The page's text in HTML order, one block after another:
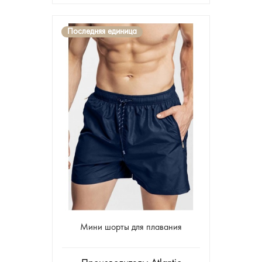
Последняя единица
Мини шорты для плавания